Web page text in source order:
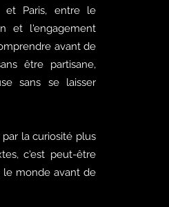
et Paris, entre le
et l'engagement
avant de
être partisane,
sans se laisser
la curiosité plus
c'est peut-être
monde avant de